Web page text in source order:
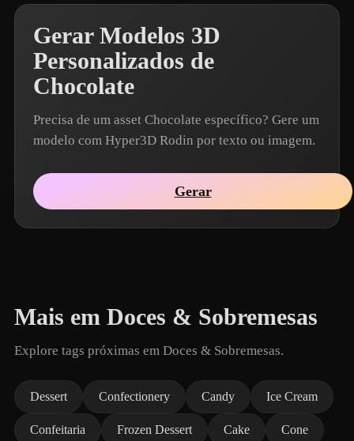
Gerar Modelos 3D
Personalizados de
Chocolate
Precisa de um asset Chocolate específico? Gere um
modelo com Hyper3D Rodin por texto ou imagem.
Gerar
Mais em Doces & Sobremesas
Explore tags próximas em Doces & Sobremesas.
Dessert Confectionery Candy Ice Cream
Confeitaria Frozen Dessert Cake Cone